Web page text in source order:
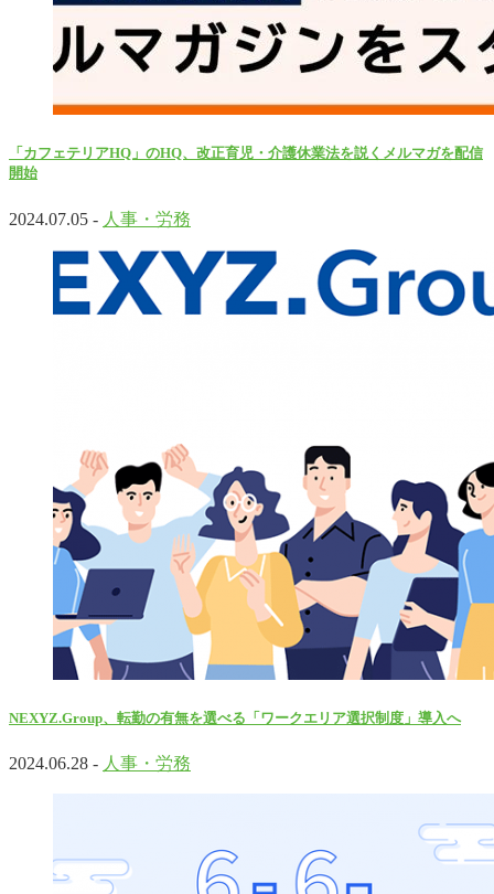
「カフェテリアHQ」のHQ、改正育児・介護休業法を説くメルマガを配信
開始
2024.07.05 - 人事・労務
NEXYZ.Group、転勤の有無を選べる「ワークエリア選択制度」導入へ
2024.06.28 - 人事・労務